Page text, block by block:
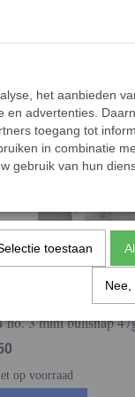
winkelwagen
no. 3 mini bullsnap
op voorraad
het aanbieden
en advertenties.
toegang tot
in combinatie
gebruik van hun
toestaan
Nee,